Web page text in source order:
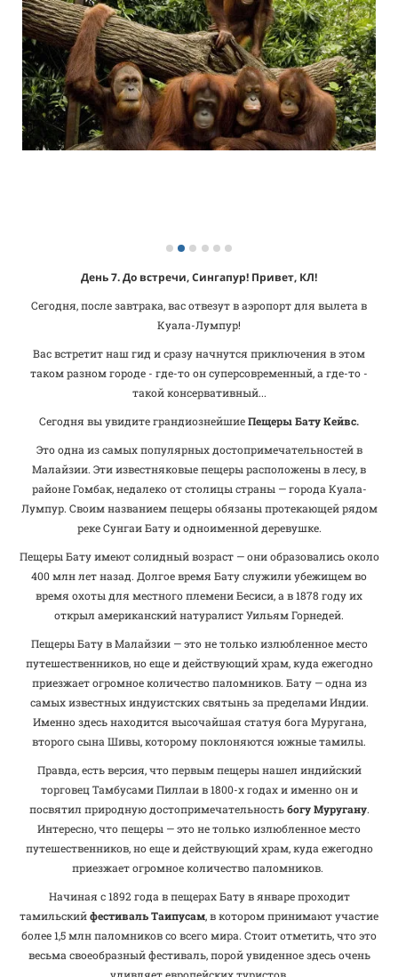
День 7. До встречи, Сингапур! Привет, КЛ!
Сегодня, после завтрака, вас отвезут в аэропорт для вылета в
Куала-Лумпур!
Вас встретит наш гид и сразу начнутся приключения в этом
таком разном городе - где-то он суперсовременный, а где-то -
такой консервативный...
Сегодня вы увидите грандиознейшиеПещеры Бату Кейвс.
Это одна из самых популярных достопримечательностей в
Малайзии. Эти известняковые пещеры расположены в лесу, в
районе Гомбак, недалеко от столицы страны — города Куала-
Лумпур. Своим названием пещеры обязаны протекающей рядом
реке Сунгаи Бату и одноименной деревушке.
Пещеры Бату имеют солидный возраст — они образовались около
400 млн лет назад. Долгое время Бату служили убежищем во
время охоты для местного племени Бесиси, а в 1878 году их
открыл американский натуралист Уильям Горнедей.
Пещеры Бату в Малайзии — это не только излюбленное место
путешественников, но еще и действующий храм, куда ежегодно
приезжает огромное количество паломников. Бату — одна из
самых известных индуистских святынь за пределами Индии.
Именно здесь находится высочайшая статуя бога Муругана,
второго сына Шивы, которому поклоняются южные тамилы.
Правда, есть версия, что первым пещеры нашел индийский
торговец Тамбусами Пиллаи в 1800-х годах и именно он и
посвятил природную достопримечательностьбогу Муругану.
Интересно, что пещеры — это не только излюбленное место
путешественников, но еще и действующий храм, куда ежегодно
приезжает огромное количество паломников.
Начиная с 1892 года в пещерах Бату в январе проходит
тамильскийфестиваль Таипусам, в котором принимают участие
более 1,5 млн паломников со всего мира. Стоит отметить, что это
весьма своеобразный фестиваль, порой увиденное здесь очень
удивляет европейских туристов.